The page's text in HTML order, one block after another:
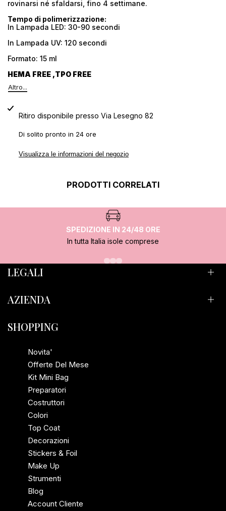
laterale
rovinarsi né sfaldarsi, fino 4 settimane.
Tempo di polimerizzazione:
In Lampada LED: 30-90 secondi
In Lampada UV: 120 secondi
Formato: 15 ml
HEMA FREE ,TPO FREE
Altro...
Ritiro disponibile presso Via Lesegno 82
Di solito pronto in 24 ore
Visualizza le informazioni del negozio
PRODOTTI CORRELATI
SPEDIZIONE IN 24/48 ORE
In tutta Italia isole comprese
LEGALI
Resi e Rimborsi
Termini e Condizioni
AZIENDA
Il Salone Delle Unghie
Mail: rsregina76@gmail.com
Telefono: +393484144549
Indirizzo: Via Lesegno 82 D, 10136 Torino, Italia
P.Iva: 12130660017
SHOPPING
Novita'
Offerte Del Mese
Kit Mini Bag
Preparatori
Costruttori
Colori
Top Coat
Decorazioni
Stickers & Foil
Make Up
Strumenti
Blog
Account Cliente